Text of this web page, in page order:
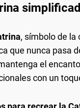
, símbolo de la
que nunca pasa
el
con un